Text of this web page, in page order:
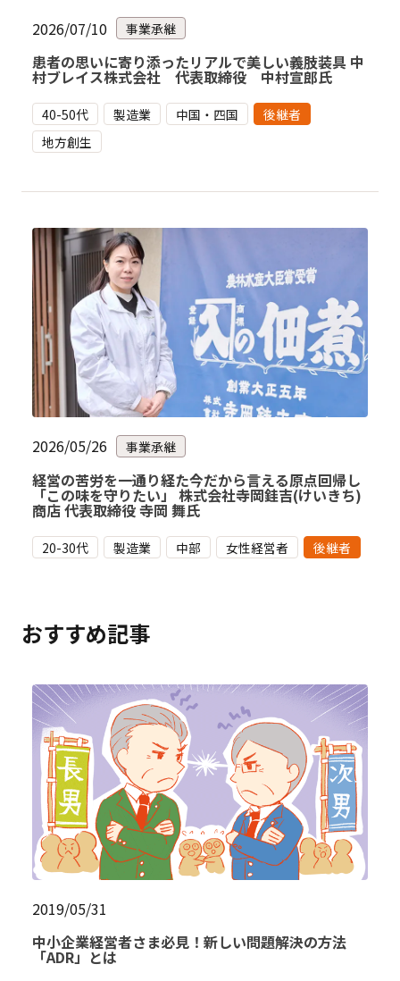
2026/07/10 事業承継
患者の思いに寄り添ったリアルで美しい義肢装具 中
村ブレイス株式会社 代表取締役 中村宣郎氏
40-50代 製造業 中国・四国
後継者
地方創生
2026/05/26 事業承継
経営の苦労を一通り経た今だから言える原点回帰し
「この味を守りたい」 株式会社寺岡銈吉(けいきち)
商店 代表取締役 寺岡 舞氏
20-30代 製造業 中部 女性経営者 後継者
おすすめ記事
2019/05/31
中小企業経営者さま必見！新しい問題解決の方法
「ADR」とは